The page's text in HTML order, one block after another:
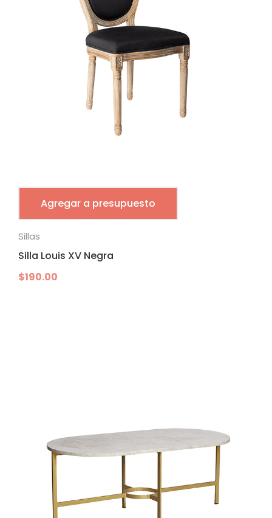
Agregar a presupuesto
Sillas
Silla Louis XV Negra
$190.00